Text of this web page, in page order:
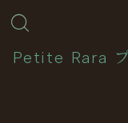
Petite Rara
MENU